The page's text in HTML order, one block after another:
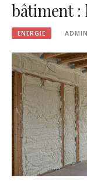
bâtiment :
ENERGIE ADMIN